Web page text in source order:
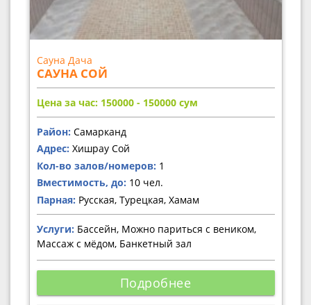
Сауна Дача
САУНА СОЙ
Цена за час: 150000 - 150000 сум
Район: Самарканд
Адрес: Хишрау Сой
Кол-во залов/номеров: 1
Вместимость, до: 10 чел.
Парная: Русская, Турецкая, Хамам
Услуги: Бассейн, Можно париться с веником,
Массаж с мёдом, Банкетный зал
Подробнее